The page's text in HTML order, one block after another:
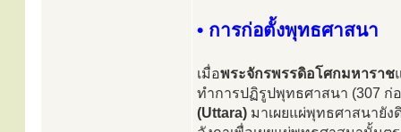
• การก่อตั้งพุทธศาสนา
เมื่อพระจักรพรรดิอโศกมหาราช
ทำการปฏิรูปพุทธศาสนา (307 ก่
(Uttara) มาเผยแผ่พุทธศาสนายั